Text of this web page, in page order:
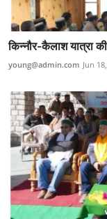
किन्नौर-कैलाश यात्रा
young@admin.com Jun